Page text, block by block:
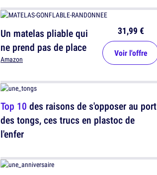
Un matelas pliable qui
ne prend pas de place
Amazon
31,99 €
Voir l'offre
Top 10 des raisons de s'opposer au port
des tongs, ces trucs en plastoc de
l'enfer